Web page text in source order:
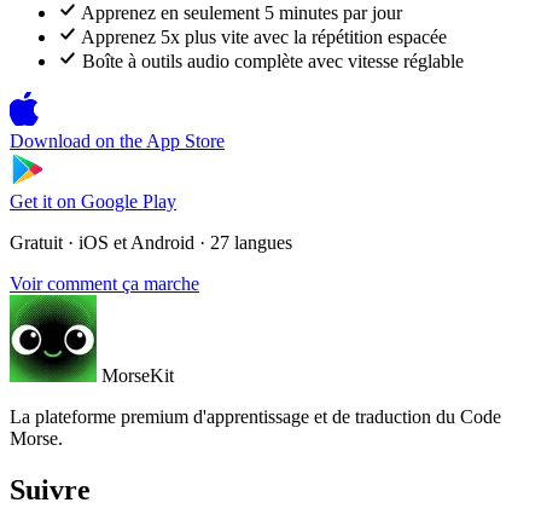
Apprenez en seulement 5 minutes par jour
Apprenez 5x plus vite avec la répétition espacée
Boîte à outils audio complète avec vitesse réglable
Download on the App Store
Get it on Google Play
Gratuit · iOS et Android · 27 langues
Voir comment ça marche
MorseKit
La plateforme premium d'apprentissage et de traduction du Code
Morse.
Suivre